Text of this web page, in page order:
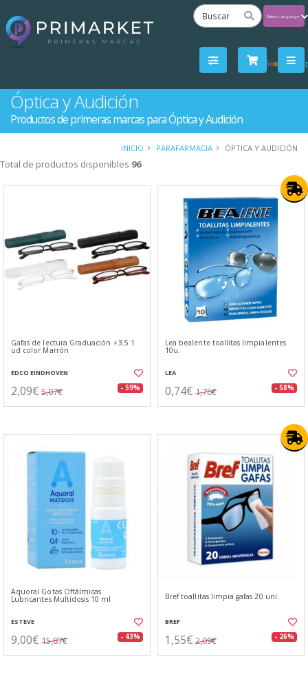
by
Óptica y Audición
Productos de primeras marcas para Óptica y Audición
INICIO PARAFARMACIA ÓPTICA Y AUDICIÓN
Total de productos disponibles 96
Gafas de lectura Graduación +3.5 1
ud color Marrón
EDCO EINDHOVEN
2,09€ 5,07€ - 59%
Lea bealente toallitas limpialentes
10u.
LEA
0,74€ 1,76€ - 58%
Aquoral Gotas Oftálmicas
Lubricantes Multidosis 10 ml
ESTEVE
9,00€ 15,87€ - 43%
Bref toallitas limpia gafas 20 uni.
BREF
1,55€ 2,09€ - 26%